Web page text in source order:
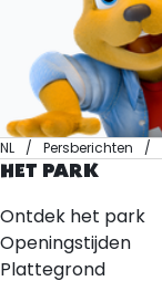
NL Persberichten
HET PARK
Ontdek het park
Openingstijden
Plattegrond